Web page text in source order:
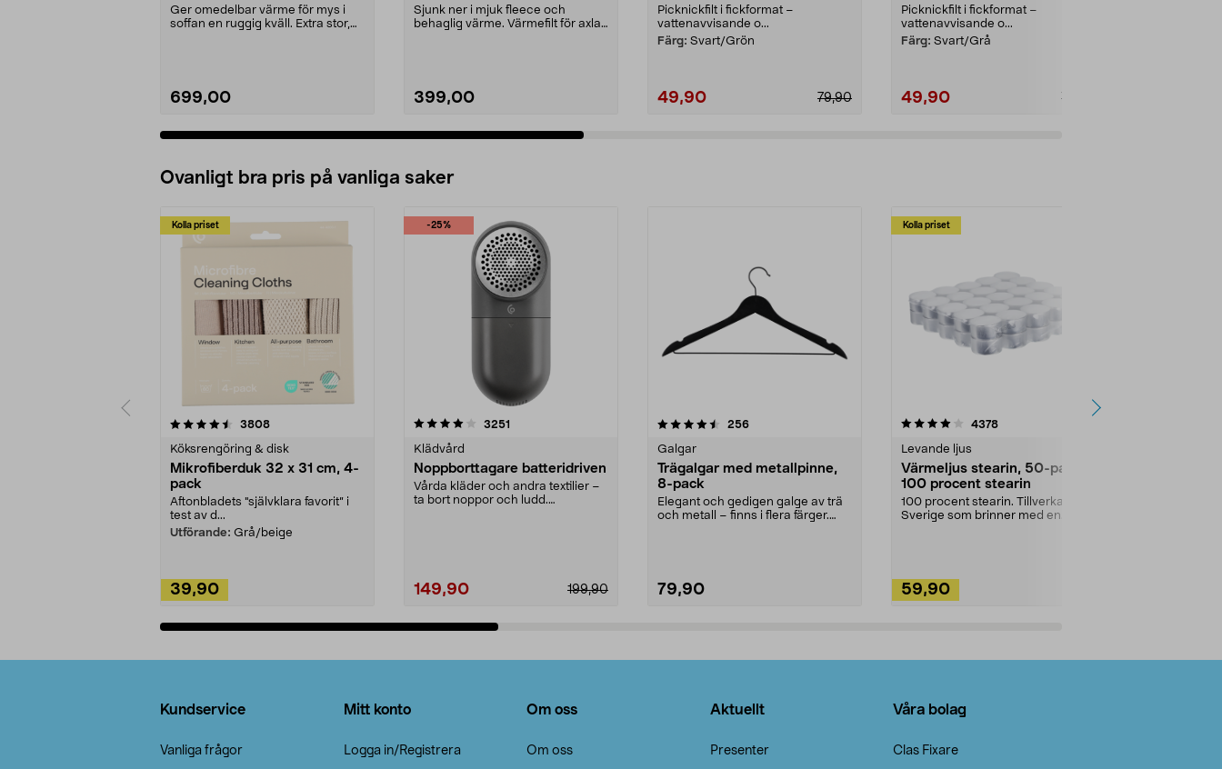
Ger omedelbar värme för mys i
soffan en ruggig kväll. Extra stor,
699,00
Sjunk ner i mjuk fleece och
behaglig värme. Värmefilt för axlar
399,00
Picknickfilt i fickformat –
vattenavvisande o...
Färg: Svart/Grön
49,90 79,90
Picknickfilt i fickformat –
vattenavvisande o...
Färg: Svart/Grå
49,90 79,90
Ovanligt bra pris på vanliga saker
Kolla priset
3808recensioner
Köksrengöring & disk
Mikrofiberduk 32 x 31 cm, 4-
pack
Aftonbladets "självklara favorit” i
test av d...
Utförande: Grå/beige
39,90
-25%
4.0av 5 stjärnor 3251
Klädvård
Noppborttagare batteridriven
Vårda kläder och andra textilier –
ta bort noppor och ludd.
199,90
149,90
4.5av 5 stjärnor 256recensioner
Galgar
Trägalgar med metallpinne,
8-pack
Elegant och gedigen galge av trä
och metall – finns i flera färger.
79,90
Kolla priset
4.0av 5 stjärnor 4378recensioner
Levande ljus
Värmeljus stearin, 50-pack,
100 procent stearin
100 procent stearin. Tillverkade i
Sverige som brinner med en
59,90
4.5av 5 stjärnor
Kundservice
Vanliga frågor
Mitt konto
Logga in/Registrera
Om oss
Om oss
Aktuellt
Presenter
Våra bolag
Clas Fixare